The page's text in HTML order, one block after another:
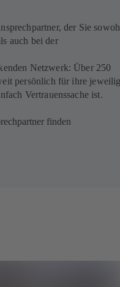
der Sie
auch bei der
Netzwerk: Über 250
persönlich für ihre
Vertrauenssache ist.
finden